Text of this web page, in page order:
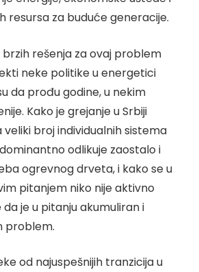
resursa za buduće generacije.
brzih rešenja za ovaj problem
neke politike u energetici
da prođu godine, u nekim
Kako je grejanje u Srbiji
broj individualnih sistema
odlikuje zaostalo i
ogrevnog drveta, i kako se u
pitanjem niko nije aktivno
da je u pitanju akumuliran i
problem.
od najuspešnijih tranzicija u